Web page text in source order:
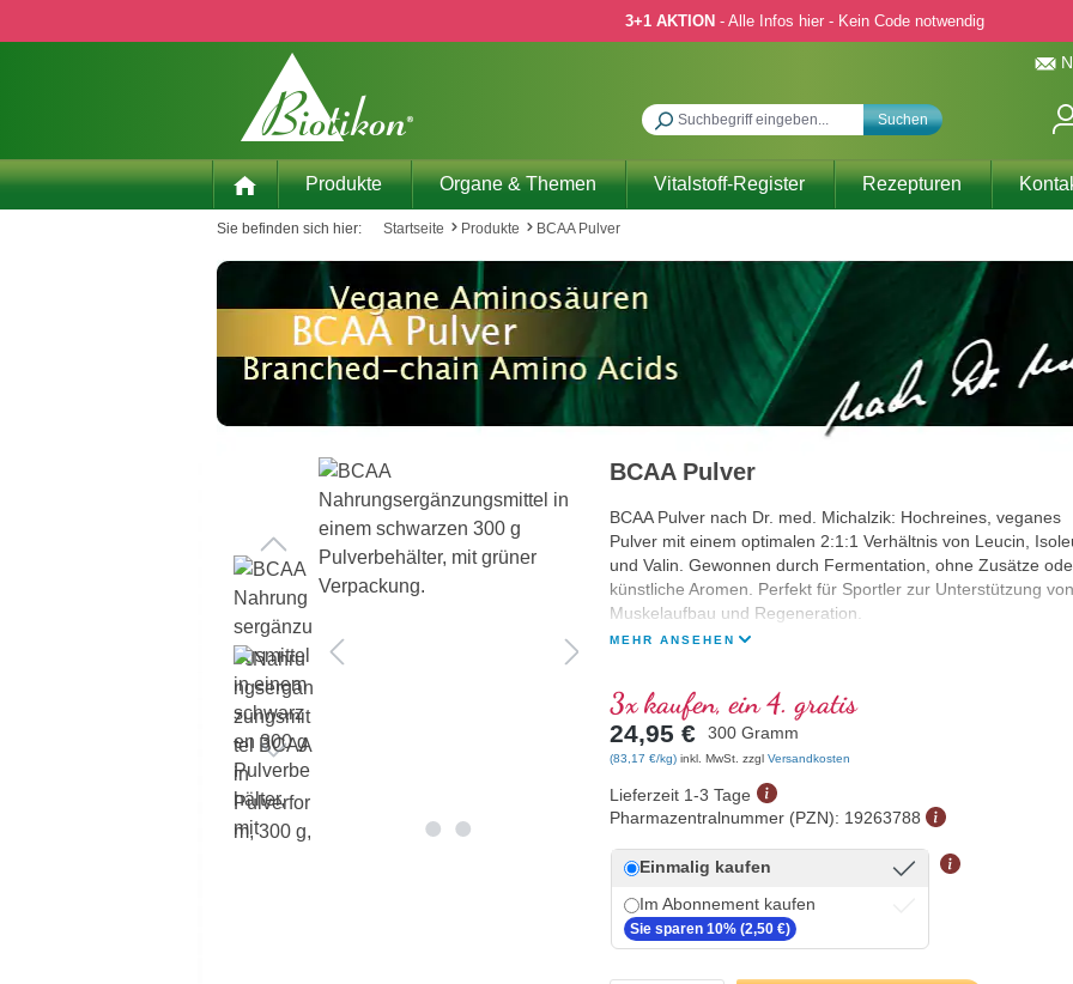
3+1 AKTION - Alle Infos hier - Kein Code notwendig
Suchen
Produkte Organe & Themen Vitalstoff-Register Rezepturen
Sie befinden sich hier: Startseite Produkte BCAA Pulver
BCAA Pulver
BCAA Pulver nach Dr. med. Michalzik: Hochreines, veganes
Pulver mit einem optimalen 2:1:1 Verhältnis von Leucin,
und Valin. Gewonnen durch Fermentation, ohne Zusätze
künstliche Aromen. Perfekt für Sportler zur Unterstützung von
Muskelaufbau und Regeneration.
MEHR ANSEHEN
3x kaufen, ein 4. gratis
24,95 € 300 Gramm
(83,17 €/kg) inkl. MwSt. zzgl Versandkosten
Lieferzeit 1-3 Tage
Pharmazentralnummer (PZN): 19263788
Einmalig kaufen
Im Abonnement kaufen
Sie sparen 10% (2,50 €)